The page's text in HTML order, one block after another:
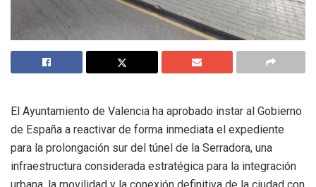
El Ayuntamiento de Valencia ha aprobado instar al Gobierno
de España a reactivar de forma inmediata el expediente
para la prolongación sur del túnel de la Serradora, una
infraestructura considerada estratégica para la integración